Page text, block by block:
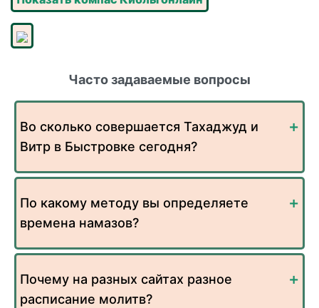
Часто задаваемые вопросы
Во сколько совершается Тахаджуд и
Витр в Быстровке сегодня?
По какому методу вы определяете
времена намазов?
Почему на разных сайтах разное
расписание молитв?